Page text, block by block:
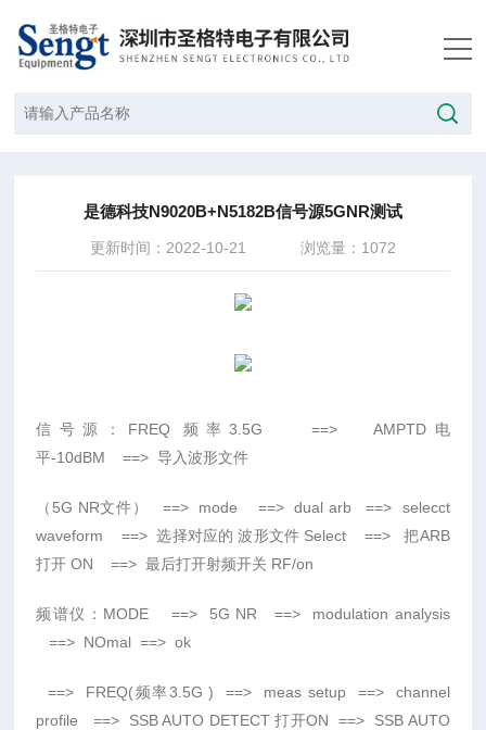
是德科技N9020B+N5182B信号源5GNR测试
更新时间：2022-10-21 浏览量：1072
信号源： FREQ 频率 3.5G ==> AMPTD 电
平-10dBM ==> 导入波形文件
（ 5G NR文件） ==> mode ==> dual arb ==>
selecct
waveform
==> 选择对应的 波形文件 Select ==> 把ARB
打开ON ==> 最后打开射频开关 RF/on
频谱仪： MODE ==> 5G NR ==>
modulation analysis
==> NOmal ==> ok
==> FREQ(频率3.5G)==> meas setup ==>
channel
profile
==> SSB AUTO DETECT打开ON ==>
SSB AUTO